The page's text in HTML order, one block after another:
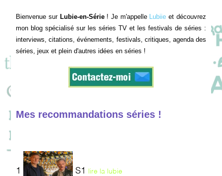
Bienvenue sur Lubie-en-Série! Je m'appelle Lubiie et découvrez
mon blog spécialisé sur les séries TV et les festivals de séries :
interviews, citations, événements, festivals, critiques, agenda des
séries, jeux et plein d'autres idées en séries !
Mes recommandations séries !
1 S1 lire la lubie